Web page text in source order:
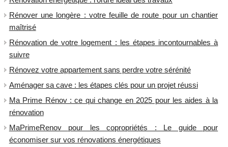
Rénover une longère : votre feuille de route pour un chantier
maîtrisé
Rénovation de votre logement : les étapes incontournables à
suivre
Rénovez votre appartement sans perdre votre sérénité
Aménager sa cave : les étapes clés pour un projet réussi
​Ma Prime Rénov : ce qui change en 2025 pour les aides à la
rénovation
MaPrimeRenov pour les copropriétés : Le guide pour
économiser sur vos rénovations énergétiques